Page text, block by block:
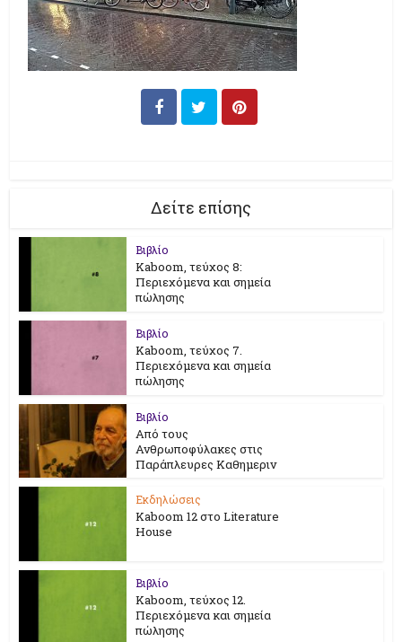
Δείτε επίσης
Βιβλίο
Kaboom, τεύχος 8:
Περιεχόμενα και σημεία
πώλησης
Βιβλίο
Kaboom, τεύχος 7.
Περιεχόμενα και σημεία
πώλησης
Βιβλίο
Από τους
Ανθρωποφύλακες στις
Παράπλευρες Καθημεριν
Εκδηλώσεις
Kaboom 12 στο Literature
House
Βιβλίο
Kaboom, τεύχος 12.
Περιεχόμενα και σημεία
πώλησης